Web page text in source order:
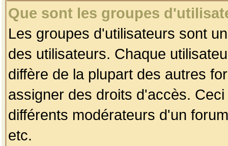
Que sont les groupes
Les groupes d'utilisateurs sont
des utilisateurs. Chaque
diffère de la plupart des autres
assigner des droits d'accès.
différents modérateurs d'un
etc.